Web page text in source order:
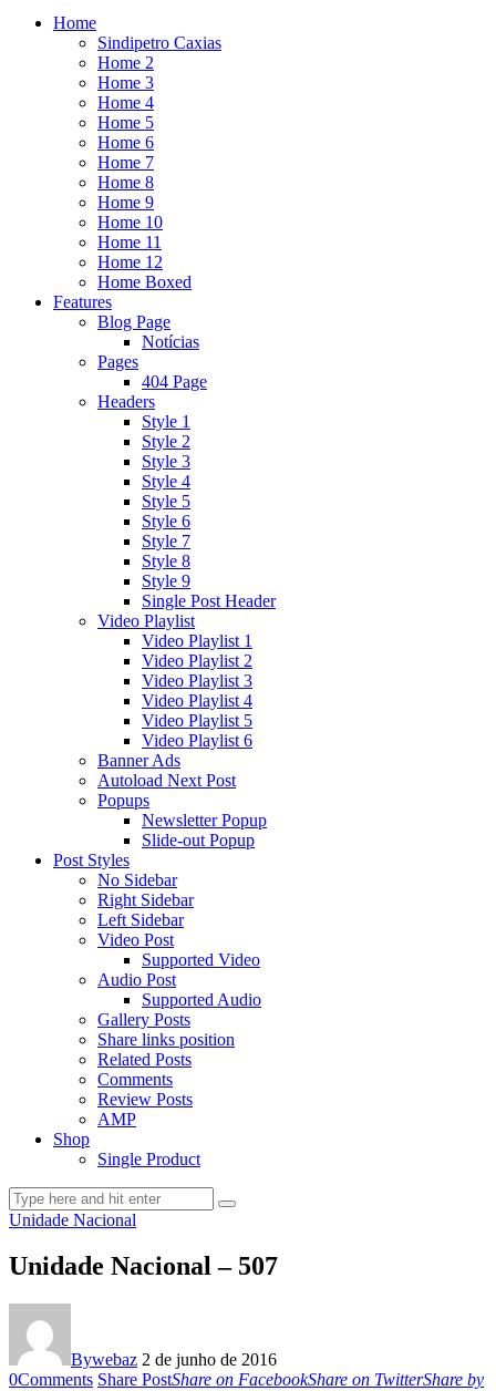
Home
Sindipetro Caxias
Home 2
Home 3
Home 4
Home 5
Home 6
Home 7
Home 8
Home 9
Home 10
Home 11
Home 12
Home Boxed
Features
Blog Page
Notícias
Pages
404 Page
Headers
Style 1
Style 2
Style 3
Style 4
Style 5
Style 6
Style 7
Style 8
Style 9
Single Post Header
Video Playlist
Video Playlist 1
Video Playlist 2
Video Playlist 3
Video Playlist 4
Video Playlist 5
Video Playlist 6
Banner Ads
Autoload Next Post
Popups
Newsletter Popup
Slide-out Popup
Post Styles
No Sidebar
Right Sidebar
Left Sidebar
Video Post
Supported Video
Audio Post
Supported Audio
Gallery Posts
Share links position
Related Posts
Comments
Review Posts
AMP
Shop
Single Product
Unidade Nacional
Unidade Nacional – 507
Bywebaz 2 de junho de 2016
0Comments Share PostShare on FacebookShare on TwitterShare by